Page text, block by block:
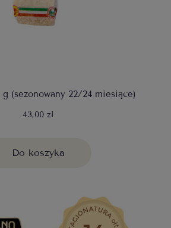
g (sezonowany 22/24 miesiące)
43,00 zł
Do koszyka